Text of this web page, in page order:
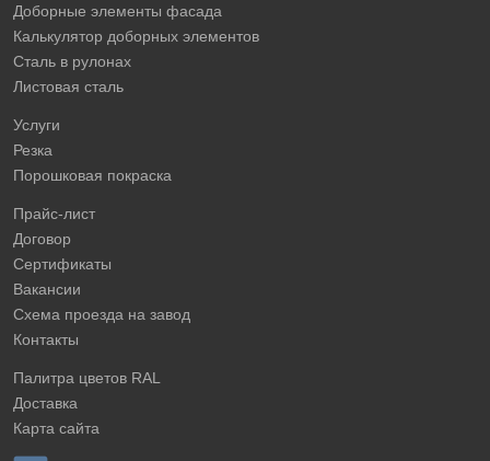
Доборные элементы фасада
Калькулятор доборных элементов
Сталь в рулонах
Листовая сталь
Услуги
Резка
Порошковая покраска
Прайс-лист
Договор
Сертификаты
Вакансии
Схема проезда на завод
Контакты
Палитра цветов RAL
Доставка
Карта сайта